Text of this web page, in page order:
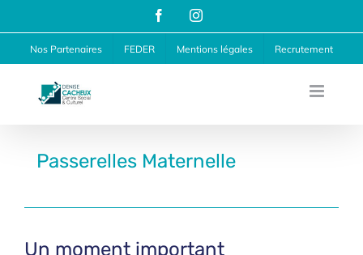
au
contenu
FacebookInstagram
Nos Partenaires FEDER Mentions légales Recrutement
Passerelles Maternelle
Un moment important